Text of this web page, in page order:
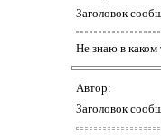
Заголовок
Не знаю в
Автор:
Заголовок